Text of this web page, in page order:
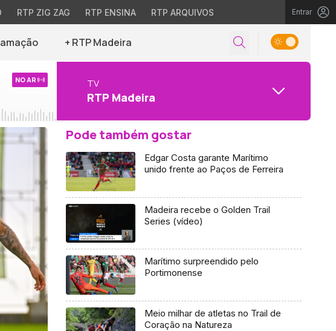
RTP ZIG ZAG RTP ENSINA RTP ARQUIVOS Entrar
+ RTP Madeira
NO AR TV
RTP Madeira
Pode também gostar
Edgar Costa garante Marítimo
unido frente ao Paços de Ferreira
Madeira recebe o Golden Trail
Series (vídeo)
Marítimo surpreendido pelo
Portimonense
Meio milhar de atletas no Trail de
Coração na Natureza